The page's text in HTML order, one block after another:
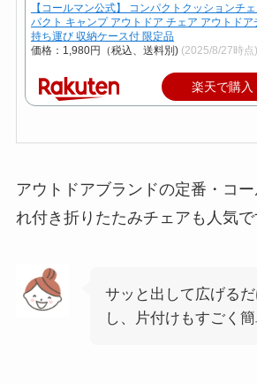
【コールマン公式】 コンパクトクッションチ
パクト キャンプ アウトドア チェア アウトドア
持ち運び 収納ケース付 限定品
価格：1,980円（税込、送料別) (2025/8/27時点)
楽天で購入
アウトドアブランドの定番・コ
れ付き折りたたみチェアも人気で
サッと出して広げる
し、片付けもすごく